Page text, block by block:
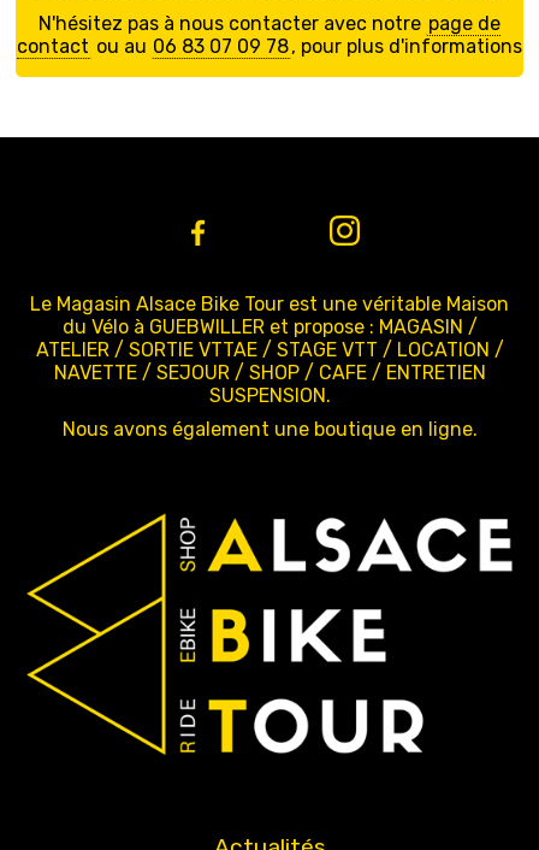
N'hésitez pas à nous contacter avec notre page de
contact ou au 06 83 07 09 78, pour plus d'informations
Le Magasin Alsace Bike Tour est une véritable Maison
du Vélo à GUEBWILLER et propose : MAGASIN /
ATELIER / SORTIE VTTAE / STAGE VTT / LOCATION /
NAVETTE / SEJOUR / SHOP / CAFE / ENTRETIEN
SUSPENSION.
Nous avons également une boutique en ligne.